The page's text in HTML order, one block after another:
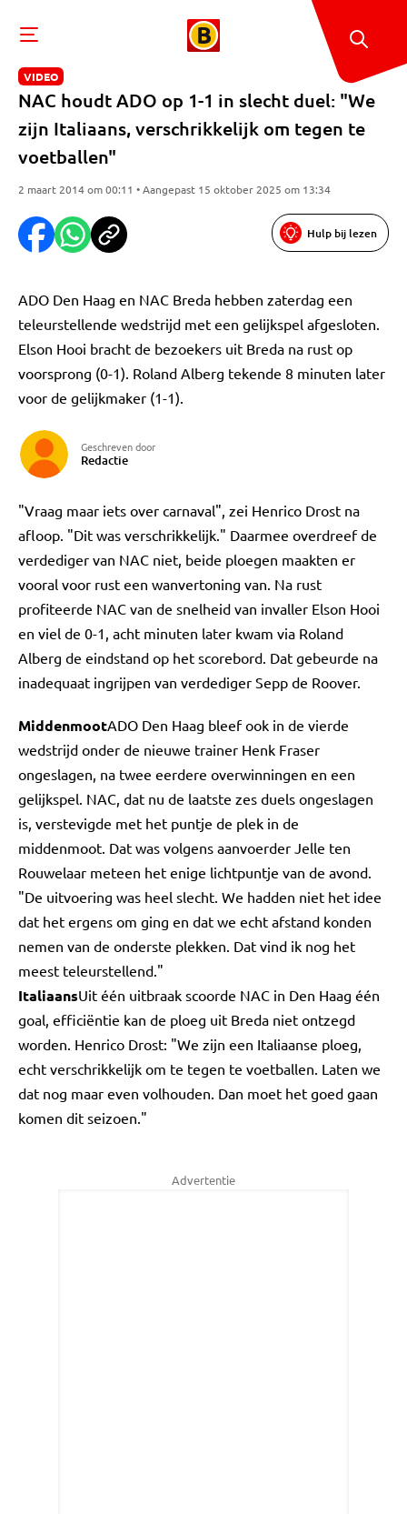
VIDEO
NAC houdt ADO op 1-1 in slecht duel: "We
zijn Italiaans, verschrikkelijk om tegen te
voetballen"
2 maart 2014 om 00:11 • Aangepast 15 oktober 2025 om 13:34
Hulp bij lezen
ADO Den Haag en NAC Breda hebben zaterdag een
teleurstellende wedstrijd met een gelijkspel afgesloten.
Elson Hooi bracht de bezoekers uit Breda na rust op
voorsprong (0-1). Roland Alberg tekende 8 minuten later
voor de gelijkmaker (1-1).
Geschreven door
Redactie
"Vraag maar iets over carnaval", zei Henrico Drost na
afloop. "Dit was verschrikkelijk." Daarmee overdreef de
verdediger van NAC niet, beide ploegen maakten er
vooral voor rust een wanvertoning van. Na rust
profiteerde NAC van de snelheid van invaller Elson Hooi
en viel de 0-1, acht minuten later kwam via Roland
Alberg de eindstand op het scorebord. Dat gebeurde na
inadequaat ingrijpen van verdediger Sepp de Roover.
MiddenmootADO Den Haag bleef ook in de vierde
wedstrijd onder de nieuwe trainer Henk Fraser
ongeslagen, na twee eerdere overwinningen en een
gelijkspel. NAC, dat nu de laatste zes duels ongeslagen
is, verstevigde met het puntje de plek in de
middenmoot. Dat was volgens aanvoerder Jelle ten
Rouwelaar meteen het enige lichtpuntje van de avond.
"De uitvoering was heel slecht. We hadden niet het idee
dat het ergens om ging en dat we echt afstand konden
nemen van de onderste plekken. Dat vind ik nog het
meest teleurstellend."
ItaliaansUit één uitbraak scoorde NAC in Den Haag één
goal, efficiëntie kan de ploeg uit Breda niet ontzegd
worden. Henrico Drost: "We zijn een Italiaanse ploeg,
echt verschrikkelijk om te tegen te voetballen. Laten we
dat nog maar even volhouden. Dan moet het goed gaan
komen dit seizoen."
Advertentie